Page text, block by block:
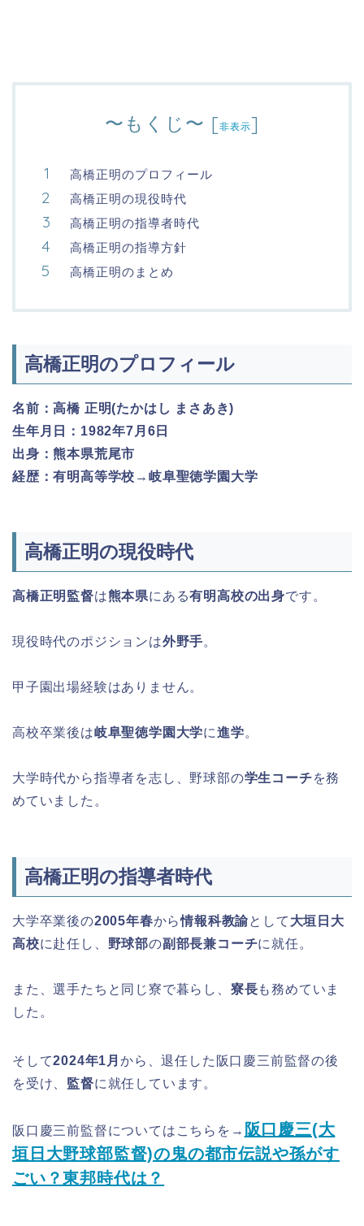
〜もくじ〜 [非表示]
高橋正明のプロフィール
高橋正明の現役時代
高橋正明の指導者時代
高橋正明の指導方針
高橋正明のまとめ
高橋正明のプロフィール
名前：高橋 正明(たかはし まさあき)
生年月日：1982年7月6日
出身：熊本県荒尾市
経歴：有明高等学校→岐阜聖徳学園大学
高橋正明の現役時代
高橋正明監督は熊本県にある有明高校の出身です。
現役時代のポジションは外野手。
甲子園出場経験はありません。
高校卒業後は岐阜聖徳学園大学に進学。
大学時代から指導者を志し、野球部の学生コーチを務
めていました。
高橋正明の指導者時代
大学卒業後の2005年春から情報科教諭として 大垣日大
高校に赴任し、 野球部の副部長兼コーチに就任。
また、選手たちと同じ寮で暮らし、 寮長も務めていま
した。
そして2024年1月から、退任した阪口慶三前監督の後
を受け、 監督に就任しています。
阪口慶三前監督についてはこちらを→ 阪口慶三(大
垣日大野球部監督)の鬼の都市伝説や孫がす
ごい？東邦時代は？